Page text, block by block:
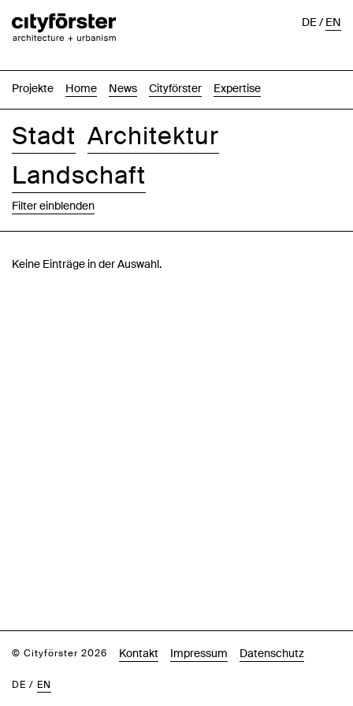
Projekte Home News Cityförster Expertise
DE/EN
Stadt Architektur
Landschaft
Filter einblenden
Keine Einträge in der Auswahl.
© Cityförster 2026 Kontakt Impressum Datenschutz
DE / EN